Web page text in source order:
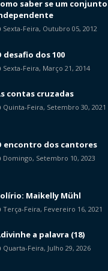
saber se um
Sexta-Feira, Outubro 05, 2012
desafio dos 100
Sexta-Feira, Março 21, 2014
contas cruzadas
Quinta-Feira, Setembro 30, 2021
encontro dos cantores
Domingo, Setembro 10, 2023
Maikelly Mühl
Terça-Feira, Fevereiro 16, 2021
a palavra (18)
Quarta-Feira, Julho 29, 2026